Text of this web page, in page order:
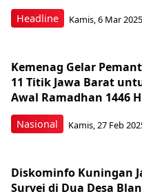
Headline Kamis, 6 Mar
Nasional
Kemenag Gelar
11 Titik Jawa Barat
Awal Ramadhan 1446 H
Kamis, 27 Feb
Diskominfo Kuningan
Survei di Dua Desa